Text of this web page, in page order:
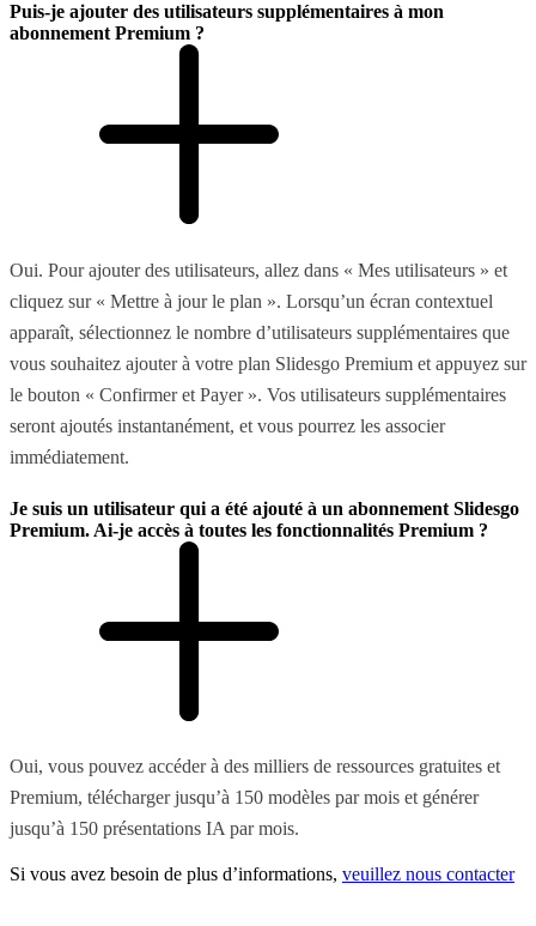
Puis-je ajouter des utilisateurs supplémentaires à mon
abonnement Premium ?
Oui. Pour ajouter des utilisateurs, allez dans « Mes utilisateurs » et
cliquez sur « Mettre à jour le plan ». Lorsqu’un écran contextuel
apparaît, sélectionnez le nombre d’utilisateurs supplémentaires que
vous souhaitez ajouter à votre plan Slidesgo Premium et appuyez sur
le bouton « Confirmer et Payer ». Vos utilisateurs supplémentaires
seront ajoutés instantanément, et vous pourrez les associer
immédiatement.
Je suis un utilisateur qui a été ajouté à un abonnement Slidesgo
Premium. Ai-je accès à toutes les fonctionnalités Premium ?
Oui, vous pouvez accéder à des milliers de ressources gratuites et
Premium, télécharger jusqu’à 150 modèles par mois et générer
jusqu’à 150 présentations IA par mois.
Si vous avez besoin de plus d’informations, veuillez nous contacter